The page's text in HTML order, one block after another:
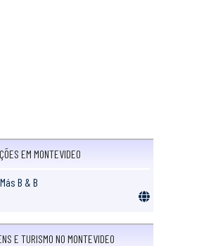
EM MONTEVIDEO
B & B
E TURISMO NO MONTEVIDEO